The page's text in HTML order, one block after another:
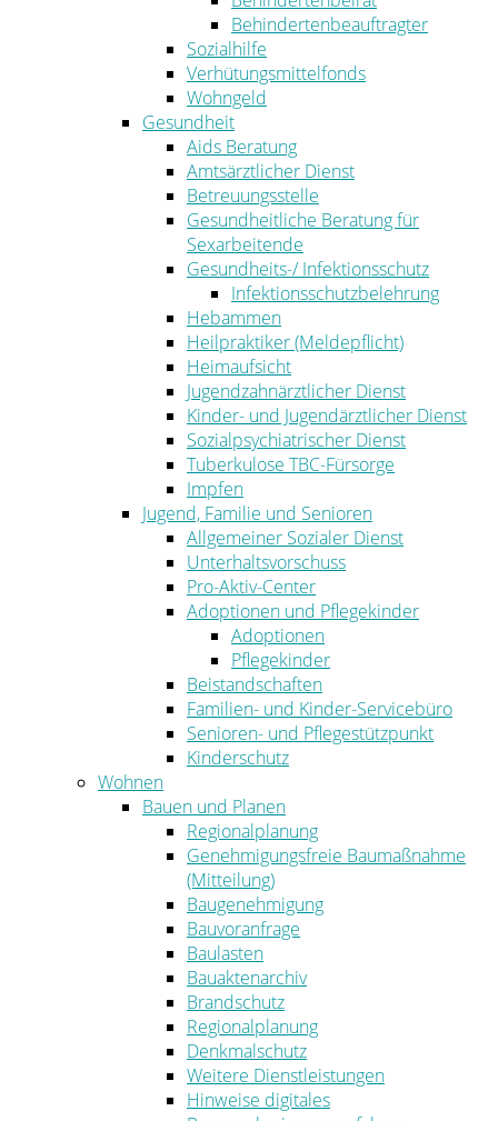
Behindertenbeauftragter
Sozialhilfe
Verhütungsmittelfonds
Wohngeld
Gesundheit
Aids Beratung
Amtsärztlicher Dienst
Betreuungsstelle
Gesundheitliche Beratung für
Sexarbeitende
Gesundheits-/ Infektionsschutz
Infektionsschutzbelehrung
Hebammen
Heilpraktiker (Meldepflicht)
Heimaufsicht
Jugendzahnärztlicher Dienst
Kinder- und Jugendärztlicher Dienst
Sozialpsychiatrischer Dienst
Tuberkulose TBC-Fürsorge
Impfen
Jugend, Familie und Senioren
Allgemeiner Sozialer Dienst
Unterhaltsvorschuss
Pro-Aktiv-Center
Adoptionen und Pflegekinder
Adoptionen
Pflegekinder
Beistandschaften
Familien- und Kinder-Servicebüro
Senioren- und Pflegestützpunkt
Kinderschutz
Wohnen
Bauen und Planen
Regionalplanung
Genehmigungsfreie Baumaßnahme
(Mitteilung)
Baugenehmigung
Bauvoranfrage
Baulasten
Bauaktenarchiv
Brandschutz
Regionalplanung
Denkmalschutz
Weitere Dienstleistungen
Hinweise digitales